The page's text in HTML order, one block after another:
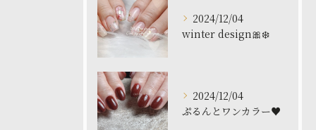
2024/12/04
winter design🎀❄️
2024/12/04
ぷるんとワンカラー♥️